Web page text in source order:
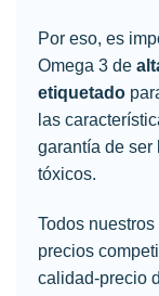
Por eso, es
Omega 3 de
etiquetado
las
garantía de ser
tóxicos.
Todos
precios
calidad-precio